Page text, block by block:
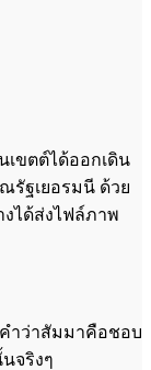
เขตต์ได้ออกเดิน
รัฐเยอรมนี ด้วย
ได้ส่งไฟล์ภาพ
คำว่าสัมมาคือชอบ
จริงๆ